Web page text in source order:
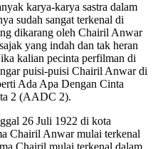
karya-karya sastra dalam
sudah sangat terkenal di
dikarang oleh Chairil Anwar
yang indah dan tak heran
kalian pecinta perfilman di
puisi-puisi Chairil Anwar di
Ada Apa Dengan Cinta
2 (AADC 2).
26 Juli 1922 di kota
Chairil Anwar mulai terkenal